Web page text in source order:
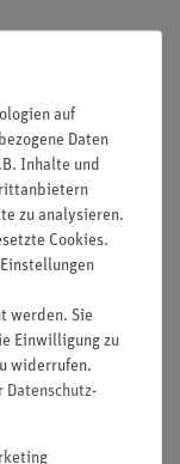
Profils in
Profils in
auf
Daten
Inhalte und
zu analysieren.
Cookies.
werden. Sie
Einwilligung zu
widerrufen.
Daten­schutz­